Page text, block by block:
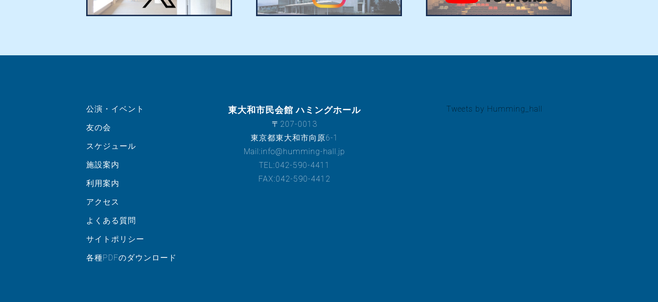
公演・イベント
友の会
スケジュール
施設案内
利用案内
アクセス
よくある質問
サイトポリシー
各種PDFのダウンロード
東大和市民会館 ハミングホール
〒207-0013
東京都東大和市向原6-1
Mail:info@humming-hall.jp
TEL:042-590-4411
FAX:042-590-4412
Tweets by Humming_hall